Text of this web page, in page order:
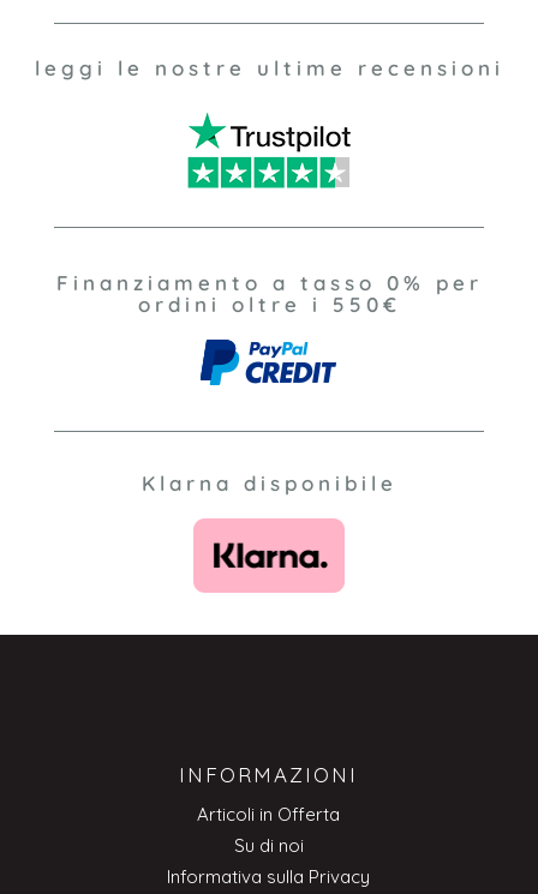
leggi le nostre ultime recensioni
Finanziamento a tasso 0% per
ordini oltre i 550€
Klarna disponibile
INFORMAZIONI
Articoli in Offerta
Su di noi
Informativa sulla Privacy